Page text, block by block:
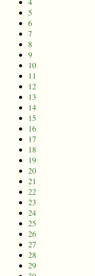
5
6
7
8
9
10
11
12
13
14
15
16
17
18
19
20
21
22
23
24
25
26
27
28
29